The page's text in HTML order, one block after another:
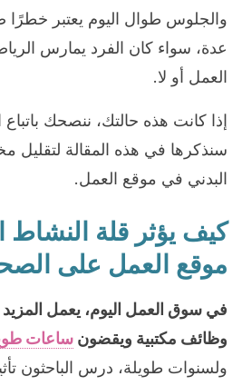
والجلوس طوال اليوم يعتبر
عدة، سواء كان الفرد يمارس
العمل أو لا.
إذا كانت هذه حالتك، ننصحك
سنذكرها في هذه المقالة لتقليل
البدني في موقع العمل.
كيف يؤثر قلة النشاط
موقع العمل على
في سوق العمل اليوم، يعمل
وظائف مكتبية ويقضون ساعات
ولسنوات طويلة، درس الباحثون